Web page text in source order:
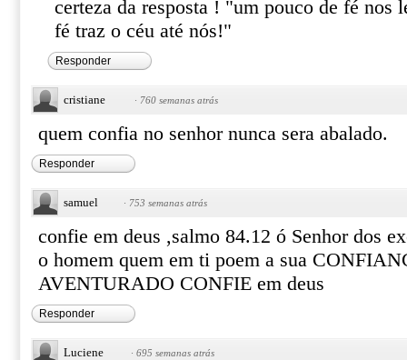
certeza da resposta ! "um pouco de fé nos
fé traz o céu até nós!"
Responder
cristiane · 760 semanas atrás
quem confia no senhor nunca sera abalado.
Responder
samuel · 753 semanas atrás
confie em deus ,salmo 84.12 ó Senhor dos
o homem quem em ti poem a sua
AVENTURADO CONFIE em deus
Responder
Luciene · 695 semanas atrás